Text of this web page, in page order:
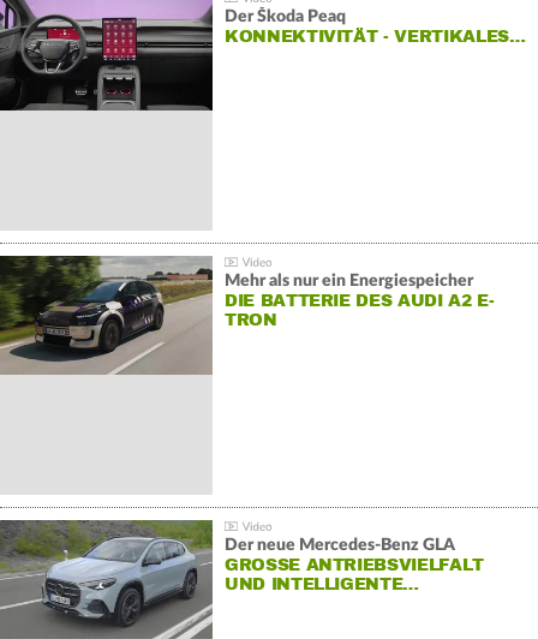
Der Škoda Peaq
KONNEKTIVITÄT - VERTIKALES…
Mehr als nur ein Energiespeicher
DIE BATTERIE DES AUDI A2 E-
TRON
Der neue Mercedes-Benz GLA
GROSSE ANTRIEBSVIELFALT U
ND INTELLIGENTE…